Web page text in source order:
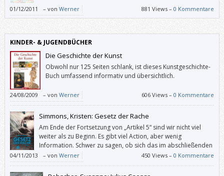
01/12/2011 – von Werner 881 Views –0 Kommentare
KINDER- & JUGENDBÜCHER
Die Geschichte der Kunst
Obwohl nur 125 Seiten schlank, ist dieses Kunstgeschichte-
Buch umfassend informativ und übersichtlich.
24/08/2009 – von Werner 606 Views –0 Kommentare
Simmons, Kristen: Gesetz der Rache
Am Ende der Fortsetzung von „Artikel 5“ sind wir nicht viel
weiter als zu Beginn. Es gibt viel Action, aber wenig
Information. Schwer zu sagen, ob sich das im abschließenden
Band der Ember-Trilogie ändern wird. Leider hat mich
„Gesetz der Rache“ nicht wirklich neugierig auf die Fortsetzung gemacht.
04/11/2013 – von Werner 450 Views –0 Kommentare